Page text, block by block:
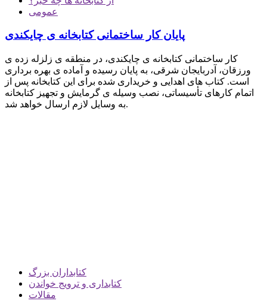
عمومی
پایان کار ساختمانی کتابخانه ی چایکندی
کار ساختمانی کتابخانه ی چایکندی، در منطقه ی زلزله زده ی
ورزقان، آدربایجان شرقی، به پایان رسیده و آماده ی بهره برداری
است. کتاب های اهدایی و خریداری شده برای این کتابخانه پس از
اتمام کارهای تأسیساتی، نصب وسیله ی گرمایش و تجهیز کتابخانه
به وسایل لازم ارسال خواهد شد.
کتابداران بزرگ
کتابداری و ترویج خواندن
مقالات